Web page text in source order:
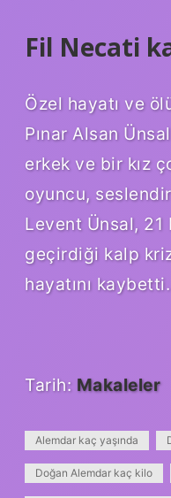
Fil Necati
Özel hayatı ve
Pınar Alsan
erkek ve bir kız
oyuncu,
Levent Ünsal, 21
geçirdiği kalp
hayatını kaybetti.
Tarih: Makaleler
Alemdar kaç yaşında
Doğan Alemdar kaç kilo